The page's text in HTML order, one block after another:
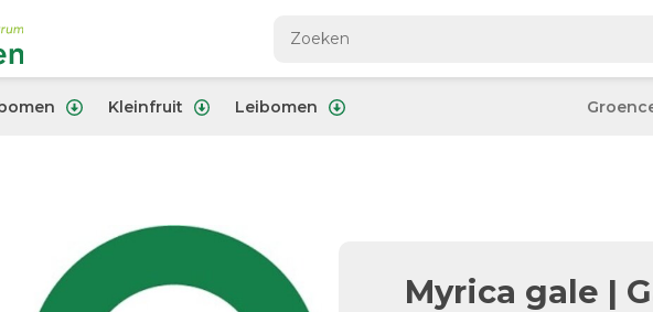
Kleinfruit Leibomen
Myrica gale |